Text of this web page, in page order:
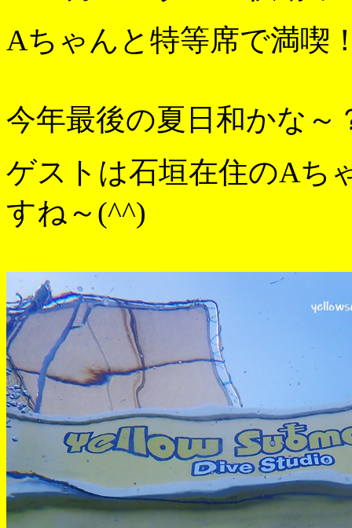
Aちゃんと特等席で満喫
今年最後の夏日和かな～
ゲストは石垣在住のAち
すね～(^^)